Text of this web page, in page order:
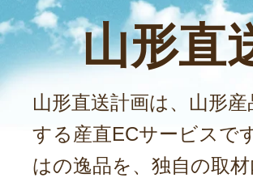
山形直
山形直送計画は、山形
する産直ECサービスで
はの逸品を、独自の取